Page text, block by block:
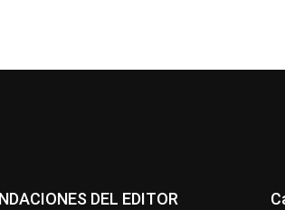
DEL EDITOR